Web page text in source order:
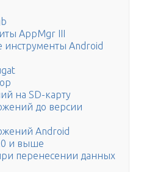
AppMgr III
инструменты Android
на SD-карту
до версии
Android
и выше
перенесении данных